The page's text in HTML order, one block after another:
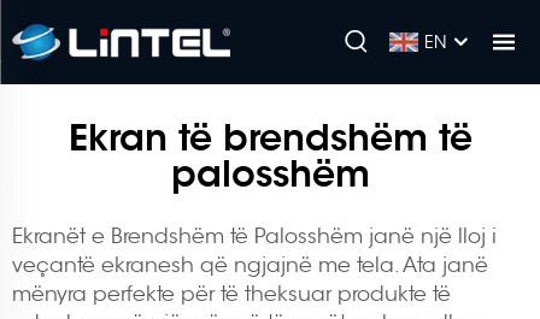
EN
Ekran të brendshëm të
palosshëm
Ekranët e Brendshëm të Palosshëm janë një lloj i
veçantë ekranesh që ngjajnë me tela. Ata janë
mënyra perfekte për të theksuar produkte të